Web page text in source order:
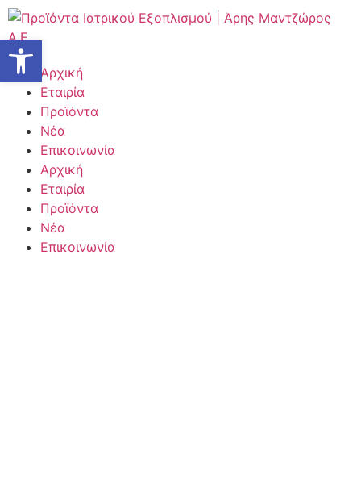
Αρχική
Εταιρία
Προϊόντα
Νέα
Επικοινωνία
Αρχική
Εταιρία
Προϊόντα
Νέα
Επικοινωνία
Ανοίξτε τη γραμμή εργαλείων